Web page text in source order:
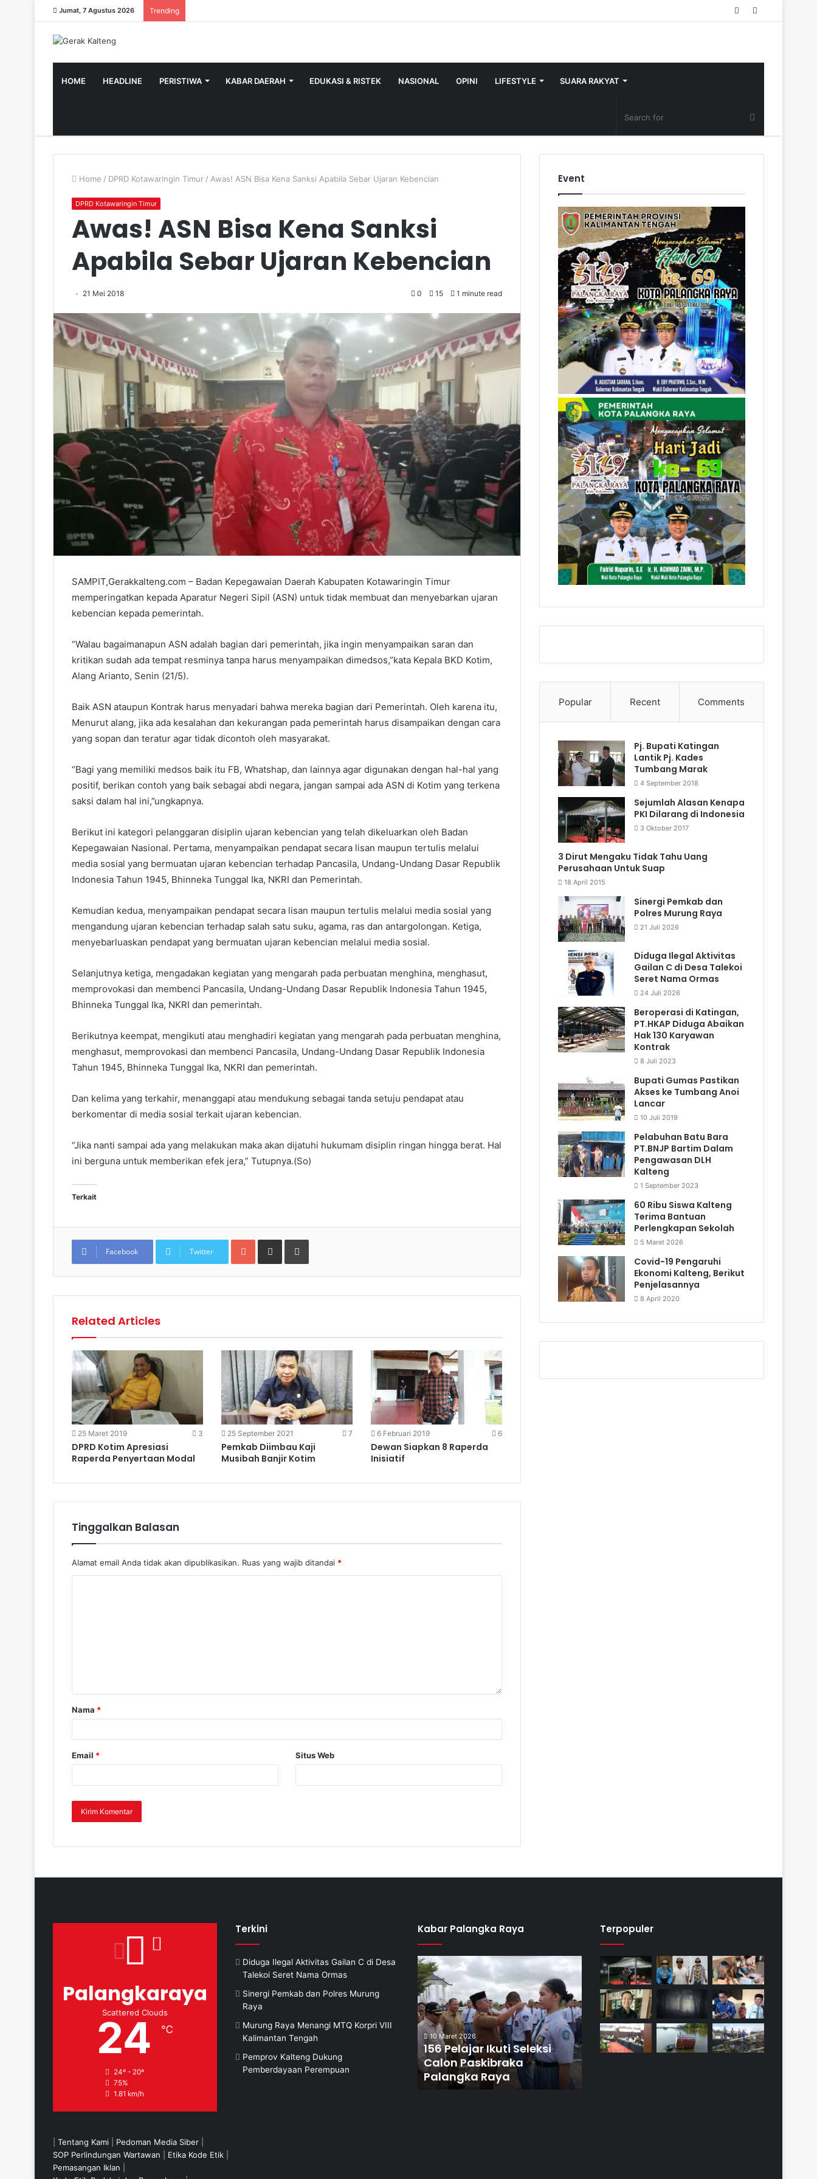
Jumat, 7 Agustus 2026 Trending Random
HOME HEADLINE PERISTIWA KABAR DAERAH EDUKASI & RISTEK NASIONAL OPINI LIFESTYLE SUARA RAKYAT
Home / DPRD Kotawaringin Timur / Awas! ASN Bisa Kena Sanksi Apabila Sebar Ujaran Kebencian
DPRD Kotawaringin Timur
Awas! ASN Bisa Kena Sanksi
Apabila Sebar Ujaran Kebencian
21 Mei 2018 0 15 1 minute read
SAMPIT,Gerakkalteng.com – Badan Kepegawaian Daerah Kabupaten Kotawaringin Timur
memperingatkan kepada Aparatur Negeri Sipil (ASN) untuk tidak membuat dan menyebarkan ujaran
kebencian kepada pemerintah.
“Walau bagaimanapun ASN adalah bagian dari pemerintah, jika ingin menyampaikan saran dan
kritikan sudah ada tempat resminya tanpa harus menyampaikan dimedsos,”kata Kepala BKD Kotim,
Alang Arianto, Senin (21/5).
Baik ASN ataupun Kontrak harus menyadari bahwa mereka bagian dari Pemerintah. Oleh karena itu,
Menurut alang, jika ada kesalahan dan kekurangan pada pemerintah harus disampaikan dengan cara
yang sopan dan teratur agar tidak dicontoh oleh masyarakat.
“Bagi yang memiliki medsos baik itu FB, Whatshap, dan lainnya agar digunakan dengan hal-hal yang
positif, berikan contoh yang baik sebagai abdi negara, jangan sampai ada ASN di Kotim yang terkena
saksi dalam hal ini,”ungkapnya.
Berikut ini kategori pelanggaran disiplin ujaran kebencian yang telah dikeluarkan oleh Badan
Kepegawaian Nasional. Pertama, menyampaikan pendapat secara lisan maupun tertulis melalui
media sosial yang bermuatan ujaran kebencian terhadap Pancasila, Undang-Undang Dasar Republik
Indonesia Tahun 1945, Bhinneka Tunggal Ika, NKRI dan Pemerintah.
Kemudian kedua, menyampaikan pendapat secara lisan maupun tertulis melalui media sosial yang
mengandung ujaran kebencian terhadap salah satu suku, agama, ras dan antargolongan. Ketiga,
menyebarluaskan pendapat yang bermuatan ujaran kebencian melalui media sosial.
Selanjutnya ketiga, mengadakan kegiatan yang mengarah pada perbuatan menghina, menghasut,
memprovokasi dan membenci Pancasila, Undang-Undang Dasar Republik Indonesia Tahun 1945,
Bhinneka Tunggal Ika, NKRI dan pemerintah.
Berikutnya keempat, mengikuti atau menghadiri kegiatan yang mengarah pada perbuatan menghina,
menghasut, memprovokasi dan membenci Pancasila, Undang-Undang Dasar Republik Indonesia
Tahun 1945, Bhinneka Tunggal Ika, NKRI dan pemerintah.
Dan kelima yang terkahir, menanggapi atau mendukung sebagai tanda setuju pendapat atau
berkomentar di media sosial terkait ujaran kebencian.
“Jika nanti sampai ada yang melakukan maka akan dijatuhi hukumam disiplin ringan hingga berat. Hal
ini berguna untuk memberikan efek jera,” Tutupnya.(So)
Terkait
Facebook Twitter
Google+Share via Email Print
Related Articles
25 Maret 2019 3
DPRD Kotim Apresiasi
Raperda Penyertaan Modal
25 September 2021 7
Pemkab Diimbau Kaji
Musibah Banjir Kotim
6 Februari 2019 6
Dewan Siapkan 8 Raperda
Inisiatif
Tinggalkan Balasan
Alamat email Anda tidak akan dipublikasikan. Ruas yang wajib ditandai *
Nama *
Email * Situs Web
Event
Popular Recent Comments
Pj. Bupati Katingan
Lantik Pj. Kades
Tumbang Marak
4 September 2018
Sejumlah Alasan Kenapa
PKI Dilarang di Indonesia
3 Oktober 2017
3 Dirut Mengaku Tidak Tahu Uang
Perusahaan Untuk Suap
18 April 2015
Sinergi Pemkab dan
Polres Murung Raya
21 Juli 2026
Diduga Ilegal Aktivitas
Gailan C di Desa Talekoi
Seret Nama Ormas
24 Juli 2026
Beroperasi di Katingan,
PT.HKAP Diduga Abaikan
Hak 130 Karyawan
Kontrak
8 Juli 2023
Bupati Gumas Pastikan
Akses ke Tumbang Anoi
Lancar
10 Juli 2019
Pelabuhan Batu Bara
PT.BNJP Bartim Dalam
Pengawasan DLH
Kalteng
1 September 2023
60 Ribu Siswa Kalteng
Terima Bantuan
Perlengkapan Sekolah
5 Maret 2026
Covid-19 Pengaruhi
Ekonomi Kalteng, Berikut
Penjelasannya
8 April 2020
Palangkaraya
Scattered Clouds
24 ℃
24º - 20º
75%
1.81 km/h
Terkini
Diduga Ilegal Aktivitas Gailan C di Desa
Talekoi Seret Nama Ormas
Sinergi Pemkab dan Polres Murung
Raya
Murung Raya Menangi MTQ Korpri VIII
Kalimantan Tengah
Pemprov Kalteng Dukung
Pemberdayaan Perempuan
Kabar Palangka Raya
10 Maret 2026
156 Pelajar Ikuti Seleksi
Calon Paskibraka
Palangka Raya
Terpopuler
Tentang Kami Pedoman Media Siber
SOP Perlindungan Wartawan
Etika Kode Etik
Pemasangan Iklan